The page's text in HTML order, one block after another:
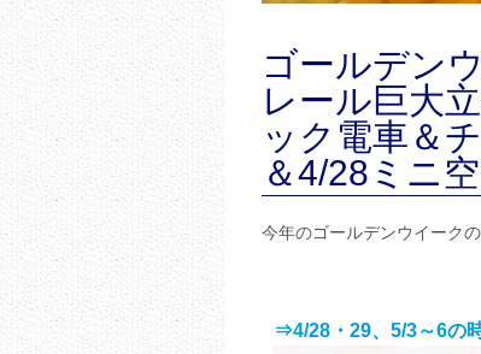
ゴールデン
レール巨大
ック電車＆
＆4/28ミニ
今年のゴールデンウイーク
⇒4/28・29、5/3～6の